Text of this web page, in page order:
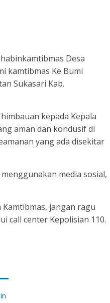
Desa
kamtibmas Ke Bumi
Sukasari Kab.
kepada Kepala
aman dan kondusif di
yang ada disekitar
media sosial,
jangan ragu
call center Kepolisian 110.